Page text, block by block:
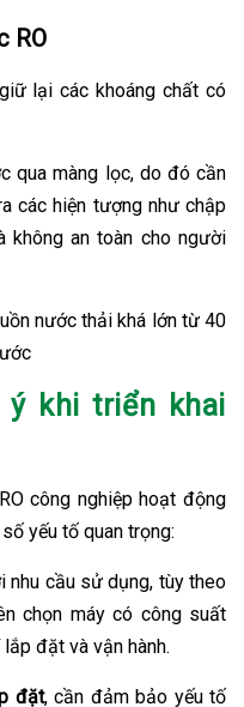
RO
lại các khoáng chất có
qua màng lọc, do đó cần
các hiện tượng như chập
không an toàn cho người
nước thải khá lớn từ 40
ý khi triển khai
công nghiệp hoạt động
yếu tố quan trọng:
nhu cầu sử dụng, tùy theo
chọn máy có công suất
đặt và vận hành.
đặt, cần đảm bảo yếu tố